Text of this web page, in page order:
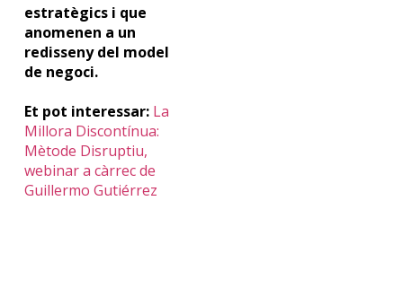
estratègics i que
anomenen a un
redissenydel model
de negoci.
Et pot interessar: La
Millora Discontínua:
Mètode Disruptiu,
webinar a càrrec de
Guillermo Gutiérrez